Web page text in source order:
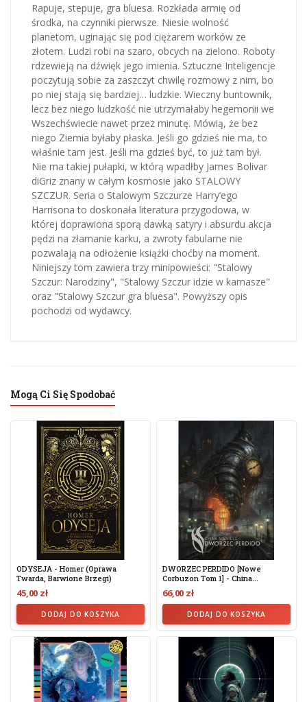
Rapuje, stepuje, gra bluesa. Rozkłada armię od
środka, na czynniki pierwsze. Niesie wolność
planetom, uginając się pod ciężarem worków ze
złotem. Ludzi robi na szaro, obcych na zielono. Roboty
rdzewieją na dźwięk jego imienia. Sztuczne Inteligencje
poczytują sobie za zaszczyt chwilę rozmowy z nim, bo
po niej stają się bardziej… ludzkie. Wieczny buntownik,
lecz bez niego ludzkość nie utrzymałaby hegemonii we
Wszechświecie nawet przez minutę. Mówią, że bez
niego Ziemia byłaby płaska. Jeśli go gdzieś nie ma, to
właśnie tam jest. Jeśli ma gdzieś być, to już tam był.
Nie ma takiej pułapki, w którą wpadłby James Bolivar
diGriz znany w całym kosmosie jako STALOWY
SZCZUR. Seria o Stalowym Szczurze Harry’ego
Harrisona to doskonała literatura przygodowa, w
której doprawiona sporą dawką satyry i absurdu akcja
pędzi na złamanie karku, a zwroty fabularne nie
pozwalają na odłożenie książki choćby na moment.
Niniejszy tom zawiera trzy minipowieści: "Stalowy
Szczur: Narodziny", "Stalowy Szczur idzie w kamasze"
oraz "Stalowy Szczur gra bluesa". Powyższy opis
pochodzi od wydawcy.
Mogą Ci Się Spodobać
ODYSEJA - Homer (oprawa
Twarda, Barwione Brzegi)
45,00 zł
DODAJ DO KOSZYKA
DWORZEC PERDIDO [Nowe
Corbuzon Tom 1] - China...
66,00 zł
DODAJ DO KOSZYKA